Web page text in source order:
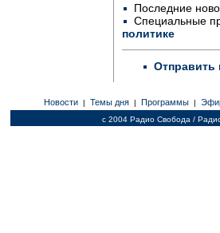
Последние
Специальные
политике
Отправить
Новости | Темы дня | Программы |
c 2004 Радио Свобода /